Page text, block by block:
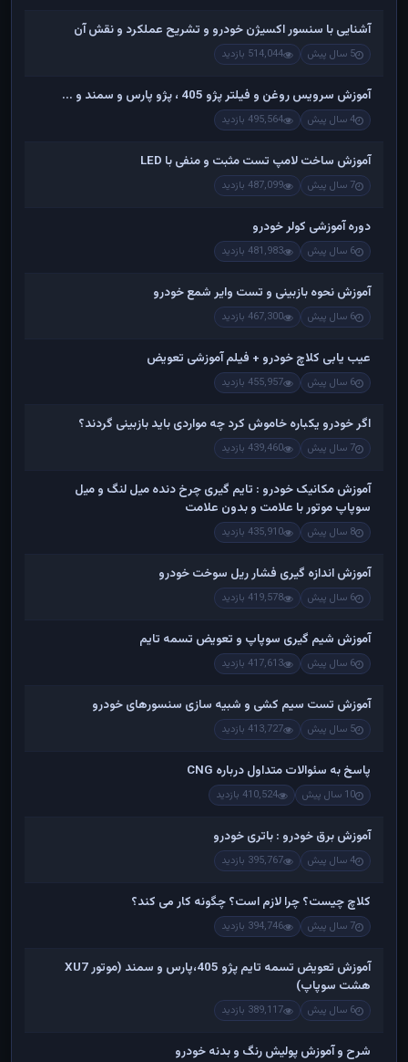
آشنایی با سنسور اکسیژن خودرو و تشریح عملکرد و نقش آن
5 سال پیش 514,044 بازدید
آموزش سرویس روغن و فیلتر پژو 405 ، پژو پارس و سمند و ...
4 سال پیش 495,564 بازدید
آموزش ساخت لامپ تست مثبت و منفی با LED
7 سال پیش 487,099 بازدید
دوره آموزشی کولر خودرو
6 سال پیش 481,983 بازدید
آموزش نحوه بازبینی و تست وایر شمع خودرو
6 سال پیش 467,300 بازدید
عیب یابی کلاچ خودرو + فیلم آموزشی تعویض
6 سال پیش 455,957 بازدید
اگر خودرو یکباره خاموش کرد چه مواردی باید بازبینی گردند؟
7 سال پیش 439,460 بازدید
آموزش مکانیک خودرو : تایم گیری چرخ دنده میل لنگ و میل
سوپاپ موتور با علامت و بدون علامت
8 سال پیش 435,910 بازدید
آموزش اندازه گیری فشار ریل سوخت خودرو
6 سال پیش 419,578 بازدید
آموزش شیم گیری سوپاپ و تعویض تسمه تایم
6 سال پیش 417,613 بازدید
آموزش تست سیم کشی و شبیه سازی سنسورهای خودرو
5 سال پیش 413,727 بازدید
پاسخ به سئوالات متداول درباره CNG
10 سال پیش 410,524 بازدید
آموزش برق خودرو : باتری خودرو
4 سال پیش 395,767 بازدید
کلاچ چیست؟ چرا لازم است؟ چگونه کار می کند؟
7 سال پیش 394,746 بازدید
آموزش تعویض تسمه تایم پژو 405،پارس و سمند (موتور XU7
هشت سوپاپ)
6 سال پیش 389,117 بازدید
شرح و آموزش پولیش رنگ و بدنه خودرو